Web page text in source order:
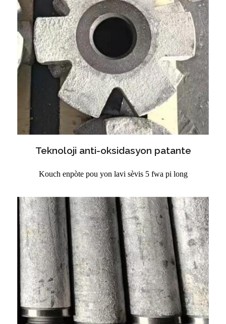
Teknoloji anti-oksidasyon patante
Kouch enpòte pou yon lavi sèvis 5 fwa pi long